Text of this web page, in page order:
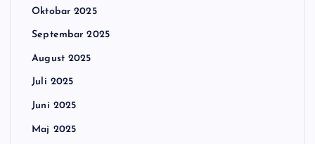
Oktobar 2025
Septembar 2025
August 2025
Juli 2025
Juni 2025
Maj 2025